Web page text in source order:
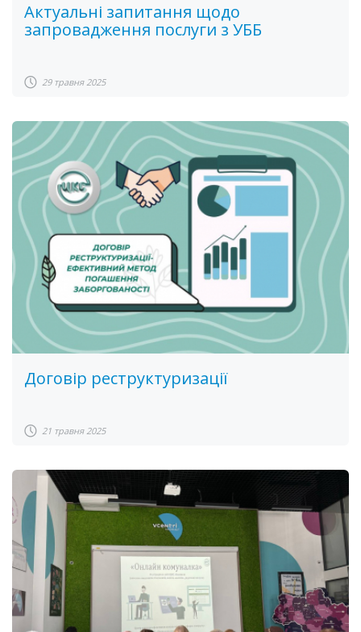
Актуальні запитання щодо
запровадження послуги з УББ
29 травня 2025
Договір реструктуризації
21 травня 2025